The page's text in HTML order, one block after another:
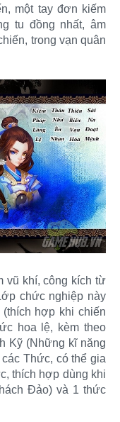
một tay đơn kiếm
tu đồng nhất, âm
trong vạn quân
vũ khí, công kích từ
chức nghiệp này
hợp khi chiến
hoa lệ, kèm theo
Kỹ (Những kĩ năng
Thức, có thể gia
thích hợp dùng khi
Đảo) và 1 thức